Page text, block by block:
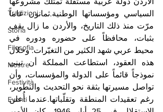
Tradizioni
Storia
Filosofia
Mostre
Festività
Eventi
السياسي ومؤسساتها الوطنية.ثمانون عاماً
مرّت منذ ذلك التاريخ، والأردن ما زال يقف
محيط عربي شهد الكثير من التغيّرات. وخلال
هذه العقود، استطاعت المملكة أن تبني
تواصل مسيرتها بثقة نحو التحديث والتطوير،
رغم تعقيدات المنطقة وتقلّباتها.عندما أُعلن